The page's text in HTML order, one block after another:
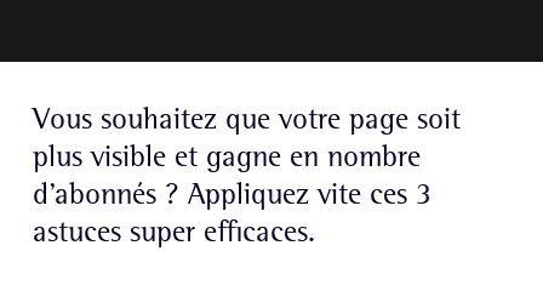
Vous souhaitez que votre page soit
plus visible et gagne en nombre
d’abonnés ? Appliquez vite ces 3
astuces super efficaces.